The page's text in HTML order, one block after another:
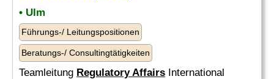
• Ulm
Führungs-/ Leitungspositionen
Beratungs-/ Consultingtätigkeiten
Teamleitung Regulatory Affairs International